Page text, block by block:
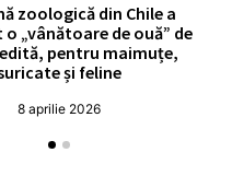
zoologică din Chile a
„vânătoare de ouă” de
pentru maimuțe,
și feline
8 aprilie 2026